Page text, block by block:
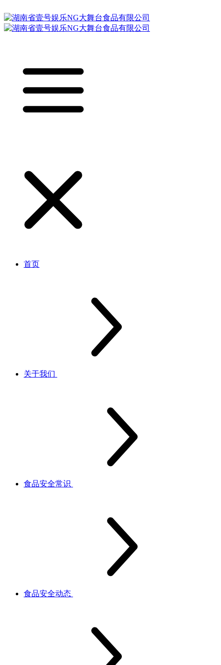
首页
关于我们
食品安全常识
食品安全动态